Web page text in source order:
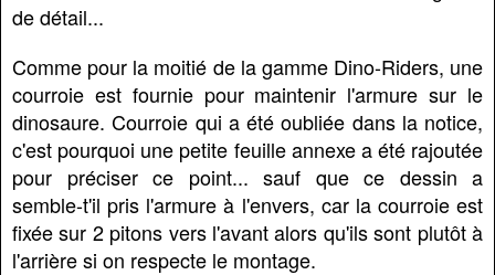
de détail...
Comme pour la moitié de la gamme Dino-Riders, une
courroie est fournie pour maintenir l'armure sur le
dinosaure. Courroie qui a été oubliée dans la notice,
c'est pourquoi une petite feuille annexe a été rajoutée
pour préciser ce point... sauf que ce dessin a
semble-t'il pris l'armure à l'envers, car la courroie est
fixée sur 2 pitons vers l'avant alors qu'ils sont plutôt à
l'arrière si on respecte le montage.